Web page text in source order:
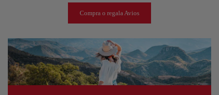
Compra o regala Avios